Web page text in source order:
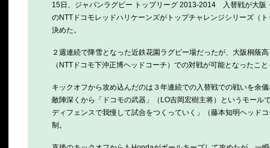
15日、ジャパンラグビー トップリーグ 2013-2014 入替戦が大阪
のNTTドコモレッドハリケーンズがトップチャレンジシリーズ（
決めた。
２週連続で降雪となった近鉄花園ラグビー場だったが、大阪桐蔭
（NTTドコモ下沖正博ヘッドコーチ）での対戦が可能となったこ
キックオフから攻め込んだのは３年連続での入替戦での戦いを余
敵陣深くから「ドコモの武器」（LO吉岡宏樹主将）というモー
ディフェンスで我慢して試合をつくっていく」（藤本知明ヘッド
制。